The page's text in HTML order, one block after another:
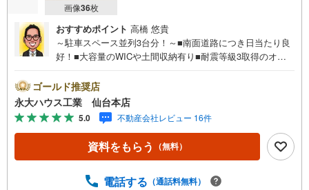
画像36枚
おすすめポイント 高橋 悠貴
～駐車スペース並列3台分！～■南面道路につき日当たり良
好！■大容量のWICや土間収納有り■耐震等級3取得のオー
県内の多数店舗で展開中！こちらでは当社の強みを大きく2
つに分けてご紹介！1.＜豊富な不動産知識＞戸建・マンシ
ョン・土地...と種別を問わず不動産を取り扱っておりま
す。更に教育施設や商業施設、子育て環境や行政などの地
域情報を総合し、お客様により良い物件選びをして頂ける
よう、しっかりとサポートさせて頂きます。2.＜経験豊富
フォーム】など住宅に関する様々なご質問はもちろん、ご
ゴールド推奨店
永大ハウス工業 仙台本店
5.0 不動産会社レビュー 16件
資料をもらう （無料）
電話する （通話料無料）